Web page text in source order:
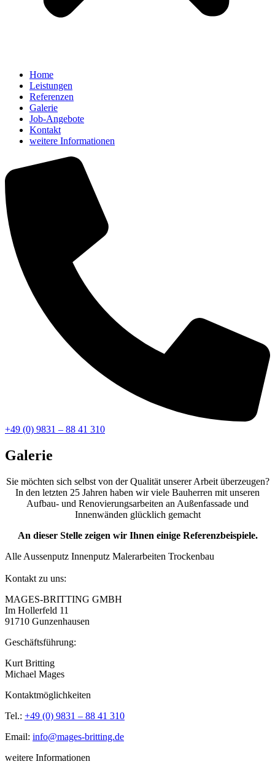
Home
Leistungen
Referenzen
Galerie
Job-Angebote
Kontakt
weitere Informationen
+49 (0) 9831 – 88 41 310
Galerie
Sie möchten sich selbst von der Qualität unserer Arbeit überzeugen?
In den letzten 25 Jahren haben wir viele Bauherren mit unseren
Aufbau- und Renovierungsarbeiten an Außenfassade und
Innenwänden glücklich gemacht
An dieser Stelle zeigen wir Ihnen einige Referenzbeispiele.
Alle Aussenputz Innenputz Malerarbeiten Trockenbau
Kontakt zu uns:
MAGES-BRITTING GMBH
Im Hollerfeld 11
91710 Gunzenhausen
Geschäftsführung:
Kurt Britting
Michael Mages
Kontaktmöglichkeiten
Tel.: +49 (0) 9831 – 88 41 310
Email: info@mages-britting.de
weitere Informationen